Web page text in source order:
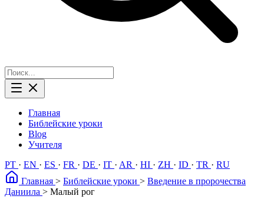
Главная
Библейские уроки
Blog
Учителя
PT · EN · ES · FR · DE · IT · AR · HI · ZH · ID · TR · RU
Главная > Библейские уроки > Введение в пророчества
Даниила > Малый рог